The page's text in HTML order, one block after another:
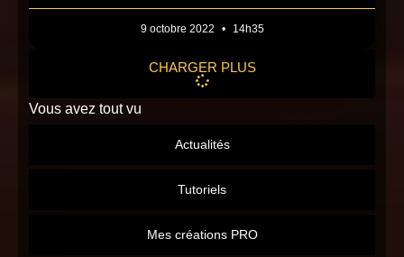
Actualités
Tutoriels
Mes créations PRO
9 octobre 2022 14h35
CHARGER PLUS
Vous avez tout vu